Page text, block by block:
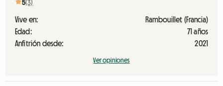
5(3)
Vive en:
Rambouillet (Francia)
Edad:
71 años
Anfitrión desde:
2021
Ver opiniones